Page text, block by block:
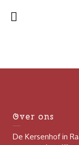
Over ons
De Kersenhof in